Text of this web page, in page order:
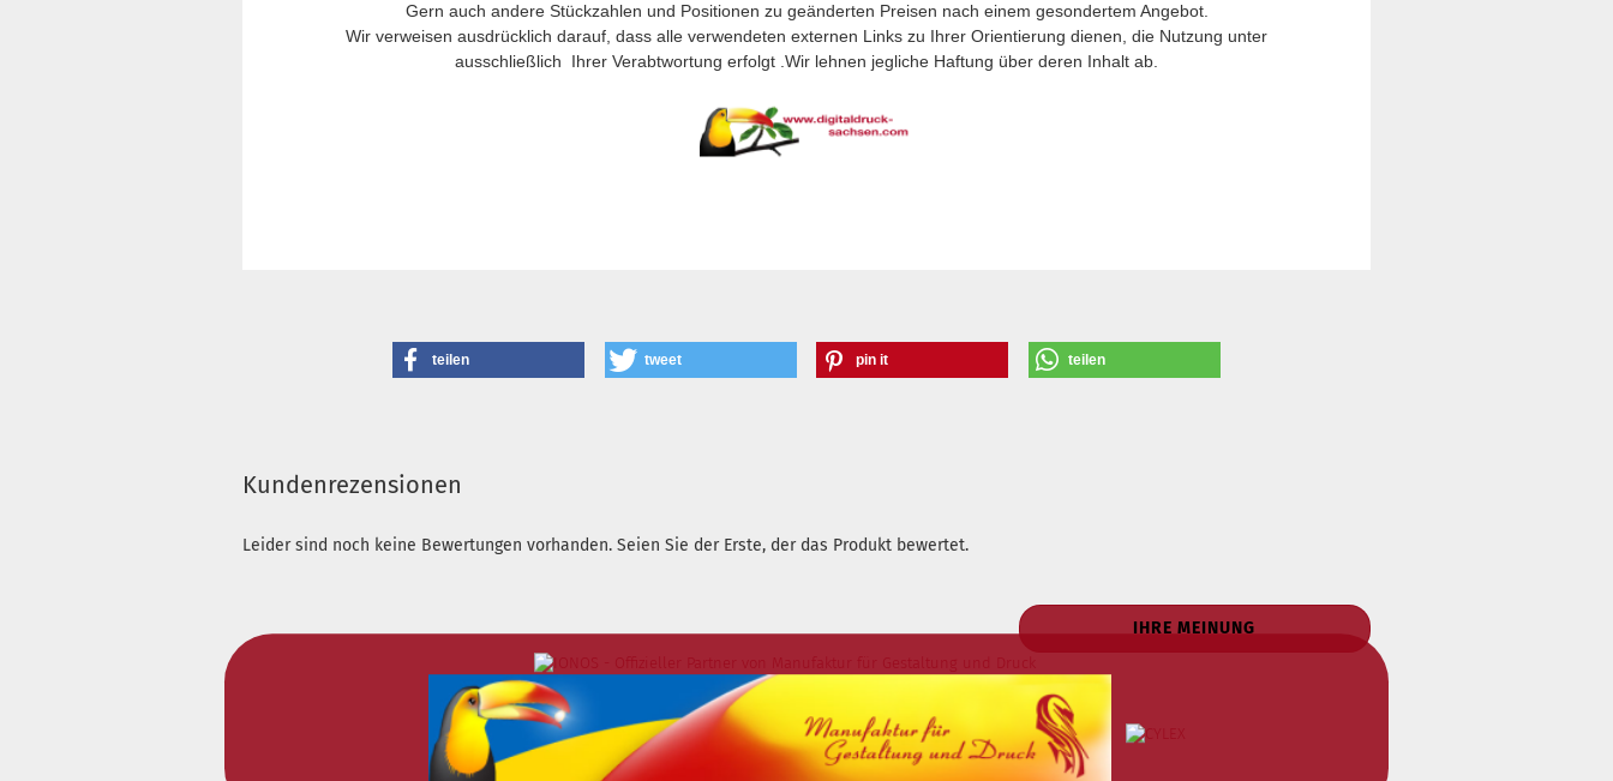
Gern auch andere Stückzahlen und Positionen zu geänderten Preisen nach einem gesondertem Angebot.
Wir verweisen ausdrücklich darauf, dass alle verwendeten externen Links zu Ihrer Orientierung dienen, die Nutzung unter
ausschließlich Ihrer Verabtwortung erfolgt .Wir lehnen jegliche Haftung über deren Inhalt ab.
teilen tweet pin it teilen
Kundenrezensionen
Leider sind noch keine Bewertungen vorhanden. Seien Sie der Erste, der das Produkt bewertet.
IHRE MEINUNG